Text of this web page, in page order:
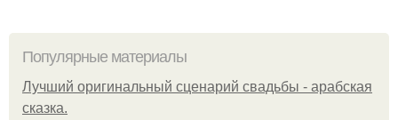
Популярные материалы
Лучший оригинальный сценарий свадьбы - арабская
сказка.